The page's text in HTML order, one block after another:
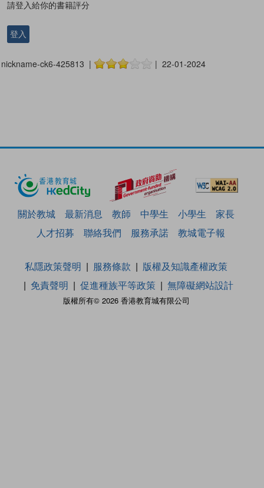
請登入給你的書籍評分
登入
nickname-ck6-425813 | | 22-01-2024
關於教城 最新消息 教師 中學生 小學生
家長
人才招募
聯絡我們 服務承諾 教城電子報
版權所有© 2026 香港教育城有限公司
私隱政策聲明 服務條款
版權及知識產權政策
免責聲明
促進種族平等政策 無障礙網站設計